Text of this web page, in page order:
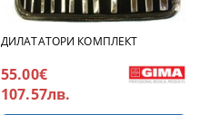
ДИЛАТАТОРИ КОМПЛЕКТ
55.00€
107.57лв.